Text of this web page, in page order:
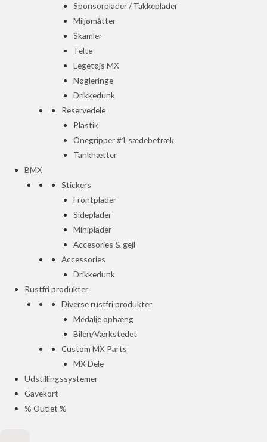
Sponsorplader / Takkeplader
Miljømåtter
Skamler
Telte
Legetøjs MX
Nøgleringe
Drikkedunk
Reservedele
Plastik
Onegripper #1 sædebetræk
Tankhætter
BMX
Stickers
Frontplader
Sideplader
Miniplader
Accesories & gejl
Accessories
Drikkedunk
Rustfri produkter
Diverse rustfri produkter
Medalje ophæng
Bilen/Værkstedet
Custom MX Parts
MX Dele
Udstillingssystemer
Gavekort
% Outlet %